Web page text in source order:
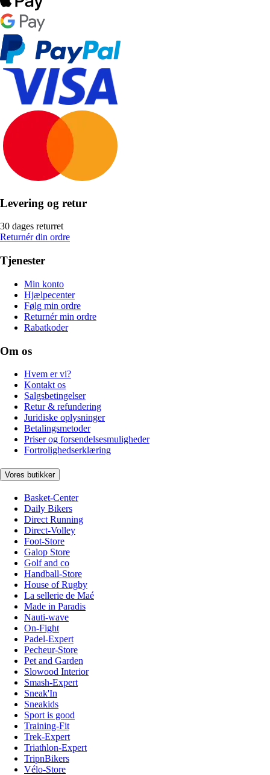
Levering og retur
30 dages returret
Returnér din ordre
Tjenester
Min konto
Hjælpecenter
Følg min ordre
Returnér min ordre
Rabatkoder
Om os
Hvem er vi?
Kontakt os
Salgsbetingelser
Retur & refundering
Juridiske oplysninger
Betalingsmetoder
Priser og forsendelsesmuligheder
Fortrolighedserklæring
Vores butikker
Basket-Center
Daily Bikers
Direct Running
Direct-Volley
Foot-Store
Galop Store
Golf and co
Handball-Store
House of Rugby
La sellerie de Maé
Made in Paradis
Nauti-wave
On-Fight
Padel-Expert
Pecheur-Store
Pet and Garden
Slowood Interior
Smash-Expert
Sneak'In
Sneakids
Sport is good
Training-Fit
Trek-Expert
Triathlon-Expert
TripnBikers
Vélo-Store